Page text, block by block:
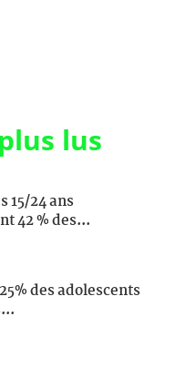
lus
15/24 ans
42 % des...
des adolescents